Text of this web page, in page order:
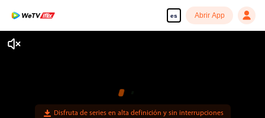
es Abrir App
Disfruta de series en alta definición y sin interrupciones